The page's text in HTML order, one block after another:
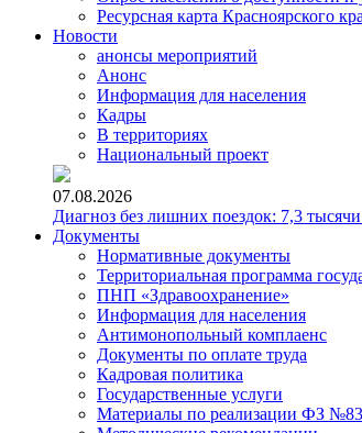
Ресурсная карта Красноярского
Новости
анонсы мероприятий
Анонс
Информация для населения
Кадры
В территориях
Национальный проект
07.08.2026
Диагноз без лишних поездок: 7,3
Документы
Нормативные документы
Территориальная программа
ПНП «Здравоохранение»
Информация для населения
Антимонопольный комплаенс
Документы по оплате труда
Кадровая политика
Государственные услуги
Материалы по реализации ФЗ №83